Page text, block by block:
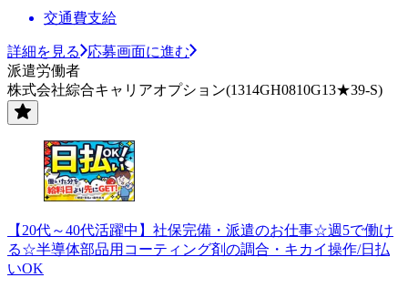
交通費支給
詳細を見る
応募画面に進む
派遣労働者
株式会社綜合キャリアオプション(1314GH0810G13★39-S)
【20代～40代活躍中】社保完備・派遣のお仕事☆週5で働け
る☆半導体部品用コーティング剤の調合・キカイ操作/日払
いOK